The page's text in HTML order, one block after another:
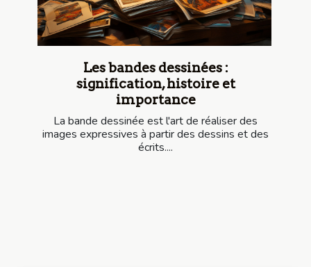
Les bandes dessinées :
signification, histoire et
importance
La bande dessinée est l'art de réaliser des
images expressives à partir des dessins et des
écrits....